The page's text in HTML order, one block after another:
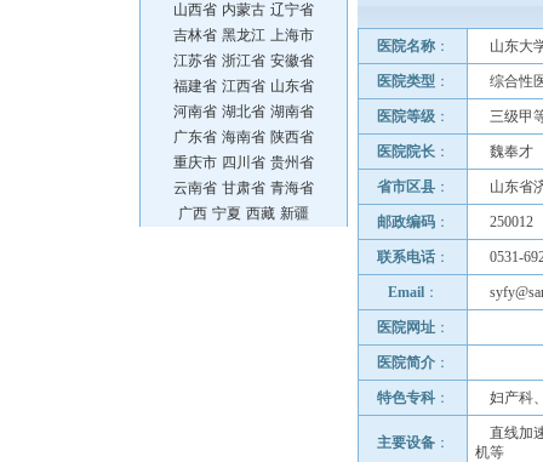
山西省 内蒙古 辽宁省
吉林省 黑龙江 上海市
江苏省 浙江省 安徽省
福建省 江西省 山东省
河南省 湖北省 湖南省
广东省 海南省 陕西省
重庆市 四川省 贵州省
云南省 甘肃省 青海省
广西 宁夏 西藏 新疆
医院名称： 山东大
医院类型： 综合性
医院等级： 三级甲
医院院长： 魏奉才
省市区县： 山东省
邮政编码： 250012
联系电话： 0531-
Email：
医院网址：
医院简介：
特色专科： 妇产科
主要设备：
直线加
机等